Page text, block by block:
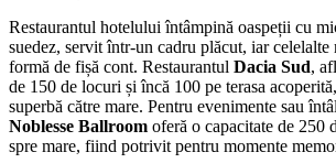
Restaurantul hotelului întâmpină oaspeții cu
suedez, servit într-un cadru plăcut, iar celelalte
formă de fișă cont. Restaurantul Dacia Sud,
de 150 de locuri și încă 100 pe terasa
superbă către mare. Pentru evenimente sau
Noblesse Ballroom oferă o capacitate de 250
spre mare, fiind potrivit pentru momente